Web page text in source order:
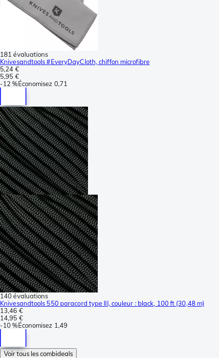
181 évaluations
Knivesandtools #EveryDayCloth, chiffon microfibre
5,24 €
5,95 €
-12 %Économisez 0,71
140 évaluations
Knivesandtools 550 paracord type III, couleur : black, 100 ft (30,48 m)
13,46 €
14,95 €
-10 %Économisez 1,49
Voir tous les combideals